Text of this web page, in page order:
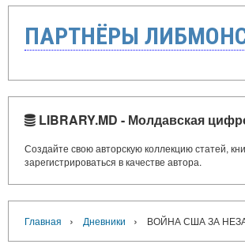
ПАРТНЁРЫ
LIBRARY.MD - Молдавская
Создайте свою авторскую коллекцию статей,
зарегистрироваться в качестве автора.
Главная › Дневники › ВОЙНА США ЗА